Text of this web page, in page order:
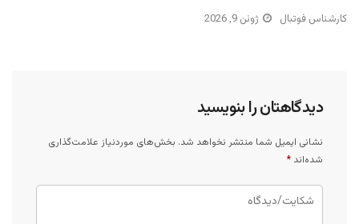
کارشناس فوتبال ژوئن 9, 2026
دیدگاهتان را بنویسید
نشانی ایمیل شما منتشر نخواهد شد. بخش‌های موردنیاز علامت‌گذاری
شده‌اند *